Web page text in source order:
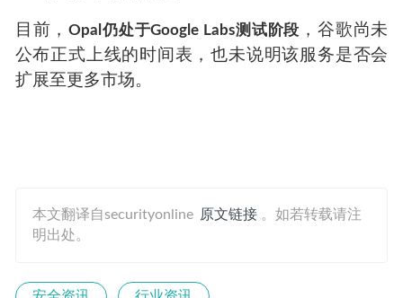
目前，Opal仍处于Google Labs测试阶段 ，谷歌尚未
公布正式上线的时间表，也未说明该服务是否会
扩展至更多市场。
本文翻译自securityonline 原文链接 。如若转载请注
明出处。